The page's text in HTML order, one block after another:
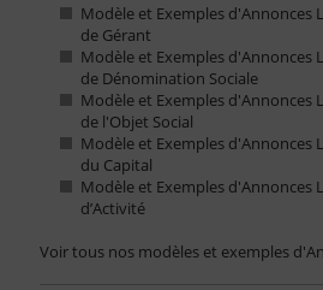
Modèle et Exemples d'Annonces
de Gérant
Modèle et Exemples d'Annonces
de Dénomination Sociale
Modèle et Exemples d'Annonces
de l'Objet Social
Modèle et Exemples d'Annonces
du Capital
Modèle et Exemples d'Annonces
d’Activité
Voir tous nos modèles et exemples